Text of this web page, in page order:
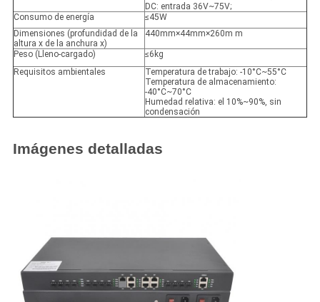
DC: entrada 36V~75V;
Consumo de energía
≤45W
Dimensiones (profundidad de la
altura x de la anchura x)
440mm×44mm×260m m
Peso (Lleno-cargado)
≤6kg
Requisitos ambientales
Temperatura de trabajo: -10°C~55°C
Temperatura de almacenamiento:
-40°C~70°C
Humedad relativa: el 10%~90%, sin
condensación
Imágenes detalladas